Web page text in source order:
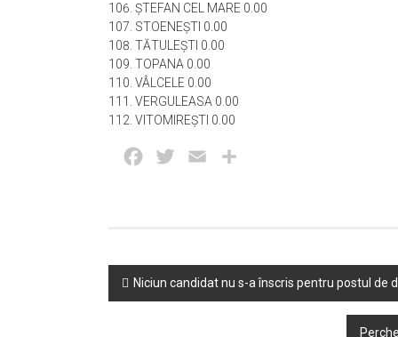
ŞTEFAN CEL MARE 0.00
STOENEŞTI 0.00
TĂTULEŞTI 0.00
TOPANA 0.00
VÂLCELE 0.00
VERGULEASA 0.00
VITOMIREŞTI 0.00
Facebook
Twitter Email
Post
navigation
Niciun candidat nu s-a înscris pentru postul de